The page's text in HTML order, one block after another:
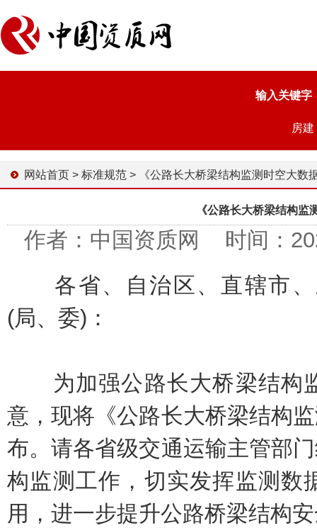
输入关键字
房建
网站首页 > 标准规范 > 《公路长大桥梁结构监测时空大数据应用指
《公路长大桥梁结构监
作者：中国资质网 时间：
各省、自治区、直辖市、
(局、委)：
为加强公路长大桥梁结构
意，现将《公路长大桥梁结构
布。请各省级交通运输主管部
构监测工作，切实发挥监测数
用，进一步提升公路桥梁结构